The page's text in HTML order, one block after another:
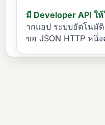
มี Developer API ให้
ากแอป ระบบอัตโนมั
ขอ JSON HTTP หนึ่ง